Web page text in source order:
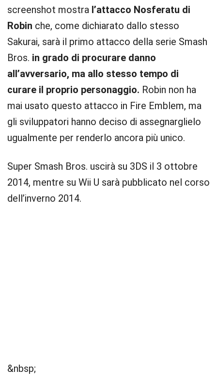
screenshot mostra l’attacco Nosferatu di
Robin che, come dichiarato dallo stesso
Sakurai, sarà il primo attacco della serie Smash
Bros. in grado di procurare danno
all’avversario, ma allo stesso tempo di
curare il proprio personaggio. Robin non ha
mai usato questo attacco in Fire Emblem, ma
gli sviluppatori hanno deciso di assegnarglielo
ugualmente per renderlo ancora più unico.
Super Smash Bros. uscirà su 3DS il 3 ottobre
2014, mentre su Wii U sarà pubblicato nel corso
dell’inverno 2014.
&nbsp;